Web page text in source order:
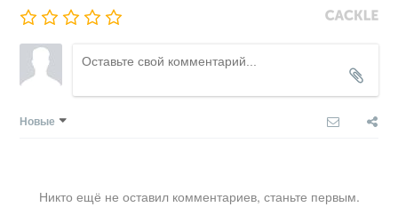
Новые
Никто ещё не оставил комментариев, станьте первым.